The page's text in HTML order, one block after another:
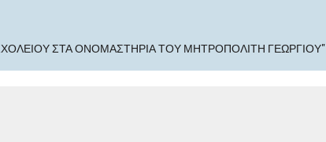
ΣΤΑ ΟΝΟΜΑΣΤΉΡΙΑ ΤΟΥ ΜΗΤΡΟΠΟΛΊΤΗ ΓΕΩΡΓΊΟΥ"